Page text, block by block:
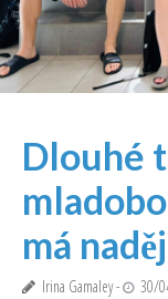
Dlouhé
má
Irina Gamaley 30/